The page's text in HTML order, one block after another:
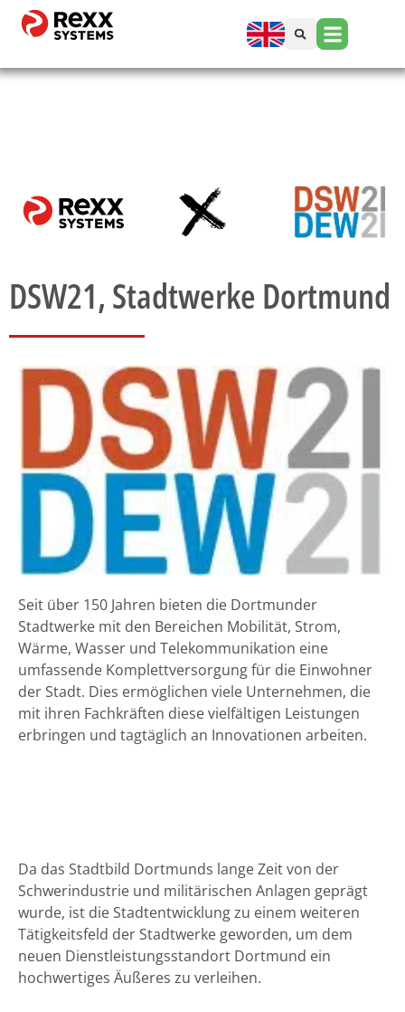
DSW21, Stadtwerke Dortmund
Seit über 150 Jahren bieten die Dortmunder
Stadtwerke mit den Bereichen Mobilität, Strom,
Wärme, Wasser und Telekommunikation eine
umfassende Komplettversorgung für die Einwohner
der Stadt. Dies ermöglichen viele Unternehmen, die
mit ihren Fachkräften diese vielfältigen Leistungen
erbringen und tagtäglich an Innovationen arbeiten.
Da das Stadtbild Dortmunds lange Zeit von der
Schwerindustrie und militärischen Anlagen geprägt
wurde, ist die Stadtentwicklung zu einem weiteren
Tätigkeitsfeld der Stadtwerke geworden, um dem
neuen Dienstleistungsstandort Dortmund ein
hochwertiges Äußeres zu verleihen.